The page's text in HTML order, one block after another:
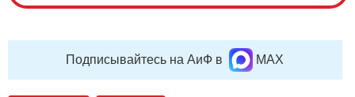
Подписывайтесь на АиФ в MAX